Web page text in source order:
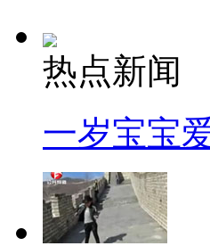
热点新闻
一岁宝宝